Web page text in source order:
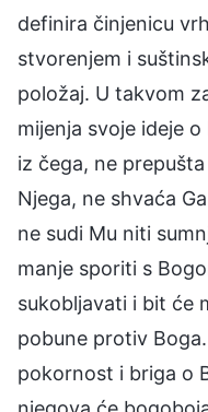
definira činjenicu
stvorenjem i
položaj. U takvom
mijenja svoje ideje
iz čega, ne
Njega, ne shvaća
ne sudi Mu niti
manje sporiti s
sukobljavati i bit će
pobune protiv
pokornost i briga o